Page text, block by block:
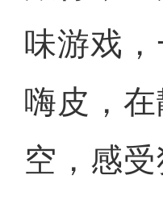
味游戏
嗨皮，
空，感受